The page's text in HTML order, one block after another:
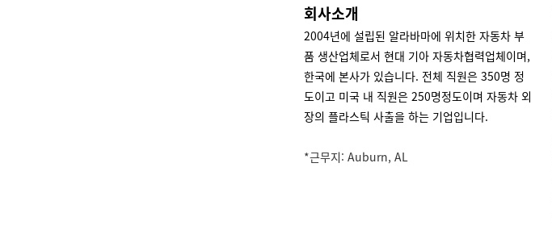
회사소개
2004년에 설립된 알라바마에 위치한 자동차 부
품 생산업체로서 현대 기아 자동차협력업체이며,
한국에 본사가 있습니다. 전체 직원은 350명 정
도이고 미국 내 직원은 250명정도이며 자동차 외
장의 플라스틱 사출을 하는 기업입니다.
*근무지: Auburn, AL